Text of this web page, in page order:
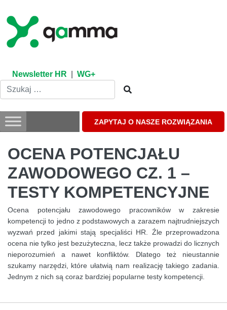
content
Newsletter HR WG+
ZAPYTAJ O NASZE ROZWIĄZANIA
OCENA POTENCJAŁU
ZAWODOWEGO CZ. 1 –
TESTY KOMPETENCYJNE
Ocena potencjału zawodowego pracowników w zakresie
kompetencji to jedno z podstawowych a zarazem najtrudniejszych
wyzwań przed jakimi stają specjaliści HR. Źle przeprowadzona
ocena nie tylko jest bezużyteczna, lecz także prowadzi do licznych
nieporozumień a nawet konfliktów. Dlatego też nieustannie
szukamy narzędzi, które ułatwią nam realizację takiego zadania.
Jednym z nich są coraz bardziej popularne testy kompetencji.